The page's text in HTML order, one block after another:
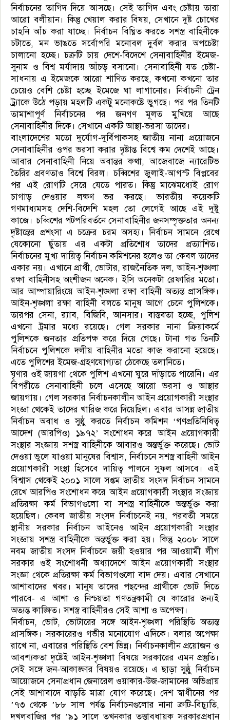
নির্বাচনের তাগিদ দিয়ে আসছে। সেই তাগিদ এবং চেষ্টায় তারা
আরো বলীয়ান। কিন্তু খেয়াল করার বিষয়, সেখানে দুষ্ট চোখের
চাহনি আঁচ করা যাচ্ছে। নির্বাচন বিঘ্নিত করতে সশস্ত্র বাহিনীকে
চটাতে, মন ভাঙতে সর্বোপরি মনোবল দুর্বল করার অপচেষ্টা
চালানো হচ্ছে। চক্রটি চায় দেশে-বিদেশে সেনাবাহিনীর ইমেজ-
সুনাম ও বিশ্ব মর্যাদায় আঁচড় বসানো। সেনাবাহিনী যত চেষ্টা-
সাধনায় এ ইমেজকে আরো শাণিত করছে, কখনো কখনো তার
চেয়েও বেশি চেষ্টা হচ্ছে ইমেজে ঘা লাগানোর। নির্বাচনী ট্রেন
ট্র্যাকে উঠে পড়ায় মহলটি একটু মনোকষ্টে ভুগছে। পর পর তিনটি
তামাশাপূর্ণ নির্বাচনের পর জনগণ মূলত মুখিয়ে আছে
সেনাবাহিনীর দিকে। সেখানে একটি আস্থা-ভরসা তাদের।
বাংলাদেশের মতো দুর্যোগ-দুর্বিপাকসহ জাতীয় নানা প্রয়োজনে
সেনাবাহিনীর ওপর ভরসা করার দৃষ্টান্ত বিশ্বে কম দেশেই আছে।
আবার সেনাবাহিনী নিয়ে অবান্তর কথা, আজেবাজে ন্যারেটিভ
তৈরির প্রবণতাও বিশ্বে বিরল। চব্বিশের জুলাই-আগস্ট বিপ্লবের
পর এই রোগটি সেরে যেতে পারত। কিন্তু মাঝেমধ্যেই রোগ
চাগাড় দেওয়ার লক্ষণ ভর করছে। ভারতীয় কয়েকটি
গণমাধ্যমসহ দেশি-বিদেশি মহল তো লেগেই আছে এই দুষ্টু
কাজে। চব্বিশের পটপরিবর্তনে সেনাবাহিনীর জনসম্পৃক্ততার অনন্য
দৃষ্টান্তের প্রশংসা এ চক্রের চরম অসহ্য। নির্বাচন সামনে রেখে
যেকোনো ছুঁতায় এর একটা প্রতিশোধ তাদের প্রত্যাশিত।
নির্বাচনের মুখ্য দায়িত্ব নির্বাচন কমিশনের হলেও তা কেবল তাদের
একার নয়। এখানে প্রার্থী, ভোটার, রাজনৈতিক দল, আইন-শৃঙ্খলা
রক্ষা বাহিনীসহ অংশীজন অনেক। ইসি অনেকটা রেফারির মতো।
আর আম্পায়ারিংয়ে আইন-শৃঙ্খলা রক্ষা বাহিনী অত্যন্ত প্রাসঙ্গিক।
আইন-শৃঙ্খলা রক্ষা বাহিনী বলতে মানুষ আগে চেনে পুলিশকে।
তারপর সেনা, র‌্যাব, বিজিবি, আনসার। বাস্তবতা হচ্ছে, পুলিশ
এখনো ট্রমার মধ্যে রয়েছে। গেল সরকার নানা ক্রিয়াকর্মে
পুলিশকে জনতার প্রতিপক্ষ করে দিয়ে গেছে। টানা গত তিনটি
নির্বাচনে পুলিশকে দলীয় বাহিনীর মতো কাজ করানো হয়েছে।
এতে পুলিশের ইমেজ-গ্রহণযোগ্যতা ঠেকেছে তলানিতে।
ঘৃণার ওই জায়গা থেকে পুলিশ এখনো ঘুরে দাঁড়াতে পারেনি। এর
বিপরীতে সেনাবাহিনী চলে এসেছে আরো ভরসা ও আস্থার
জায়গায়। গেল সরকার নির্বাচনকালীন আইন প্রয়োগকারী সংস্থার
সংজ্ঞা থেকেই তাদের খারিজ করে দিয়েছিল। এবার আসন্ন জাতীয়
নির্বাচন অবাধ ও সুষ্ঠু করতে নির্বাচন কমিশন ‘গণপ্রতিনিধিত্ব
আদেশ (আরপিও) ১৯৭২’ সংশোধন করে আইন প্রয়োগকারী
সংস্থার সংজ্ঞায় সশস্ত্র বাহিনীকে আবারও অন্তর্ভুক্ত করেছে। ভোট
দেওয়া ভুলে যাওয়া মানুষের বিশ্বাস, নির্বাচনে সশস্ত্র বাহিনী আইন
প্রয়োগকারী সংস্থা হিসেবে দায়িত্ব পালনে সুফল আসবে। এই
বিশ্বাস থেকেই ২০০১ সালে সপ্তম জাতীয় সংসদ নির্বাচন সামনে
রেখে আরপিও সংশোধন করে আইন প্রয়োগকারী সংস্থার সংজ্ঞায়
প্রতিরক্ষা কর্ম বিভাগগুলো বা সশস্ত্র বাহিনীকে অন্তর্ভুক্ত করা
হয়েছিল। কেবল জাতীয় সংসদ নির্বাচনেই নয়, পরবর্তী সময়ে
স্থানীয় সরকার নির্বাচন আইনেও আইন প্রয়োগকারী সংস্থার
সংজ্ঞায় সশস্ত্র বাহিনীকে অন্তর্ভুক্ত করা হয়। কিন্তু ২০০৮ সালে
নবম জাতীয় সংসদ নির্বাচনে জয়ী হওয়ার পর আওয়ামী লীগ
সরকার ওই সংশোধনী অধ্যাদেশে আইন প্রয়োগকারী সংস্থার
সংজ্ঞা থেকে প্রতিরক্ষা কর্ম বিভাগগুলো বাদ দেয়। এবার সেখানে
আশাবাদের খবর। মানুষ তাদের পছন্দের প্রার্থীকে ভোট দিতে
পারবে- এ আশা ও নিশ্চয়তা গণতন্ত্রকামী যে কারোর জন্যই
অত্যন্ত কাঙ্ক্ষিত। সশস্ত্র বাহিনীরও সেই আশা ও অপেক্ষা।
নির্বাচন, ভোট, ভোটারের সঙ্গে আইন-শৃঙ্খলা পরিস্থিতি অত্যন্ত
প্রাসঙ্গিক। সরকারেরও গভীর মনোযোগ এদিকে। বলার অপেক্ষা
রাখে না, এবারের পরিস্থিতি বেশ ভিন্ন। নির্বাচনকালীন প্রয়োজন ও
আবশ্যকতা দৃষ্টেই আইন-শৃঙ্খলা বিষয়ে সরকারের এমন প্রস্তুতি।
সেই সঙ্গে জন-আকাঙ্ক্ষার বিষয়ও রয়েছে। এ ছাড়া সুষ্ঠু নির্বাচন
আয়োজনে সেনাপ্রধান জেনারেল ওয়াকার-উজ-জামানের অভিপ্রায়
সেই আশাবাদে বাড়তি মাত্রা যোগ করেছে। দেশ স্বাধীনের পর
’৭৩ থেকে ’৮৮ সাল পর্যন্ত নির্বাচনগুলোর নানা ত্রুটি-বিচ্যুতি,
দখলবাজির পর ’৯১ সালে তখনকার তত্ত্বাবধায়ক সরকারপ্রধান